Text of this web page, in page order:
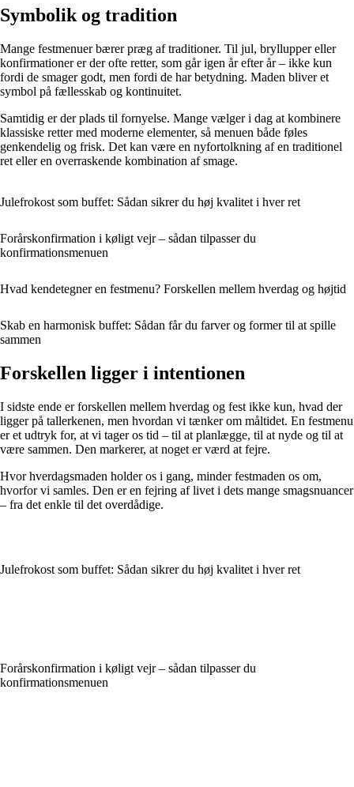
Symbolik og tradition
Mange festmenuer bærer præg af traditioner. Til jul, bryllupper eller
konfirmationer er der ofte retter, som går igen år efter år – ikke kun
fordi de smager godt, men fordi de har betydning. Maden bliver et
symbol på fællesskab og kontinuitet.
Samtidig er der plads til fornyelse. Mange vælger i dag at kombinere
klassiske retter med moderne elementer, så menuen både føles
genkendelig og frisk. Det kan være en nyfortolkning af en traditionel
ret eller en overraskende kombination af smage.
Julefrokost som buffet: Sådan sikrer du høj kvalitet i hver ret
Forårskonfirmation i køligt vejr – sådan tilpasser du
konfirmationsmenuen
Hvad kendetegner en festmenu? Forskellen mellem hverdag og højtid
Skab en harmonisk buffet: Sådan får du farver og former til at spille
sammen
Forskellen ligger i intentionen
I sidste ende er forskellen mellem hverdag og fest ikke kun, hvad der
ligger på tallerkenen, men hvordan vi tænker om måltidet. En festmenu
er et udtryk for, at vi tager os tid – til at planlægge, til at nyde og til at
være sammen. Den markerer, at noget er værd at fejre.
Hvor hverdagsmaden holder os i gang, minder festmaden os om,
hvorfor vi samles. Den er en fejring af livet i dets mange smagsnuancer
– fra det enkle til det overdådige.
Julefrokost som buffet: Sådan sikrer du høj kvalitet i hver ret
Forårskonfirmation i køligt vejr – sådan tilpasser du
konfirmationsmenuen